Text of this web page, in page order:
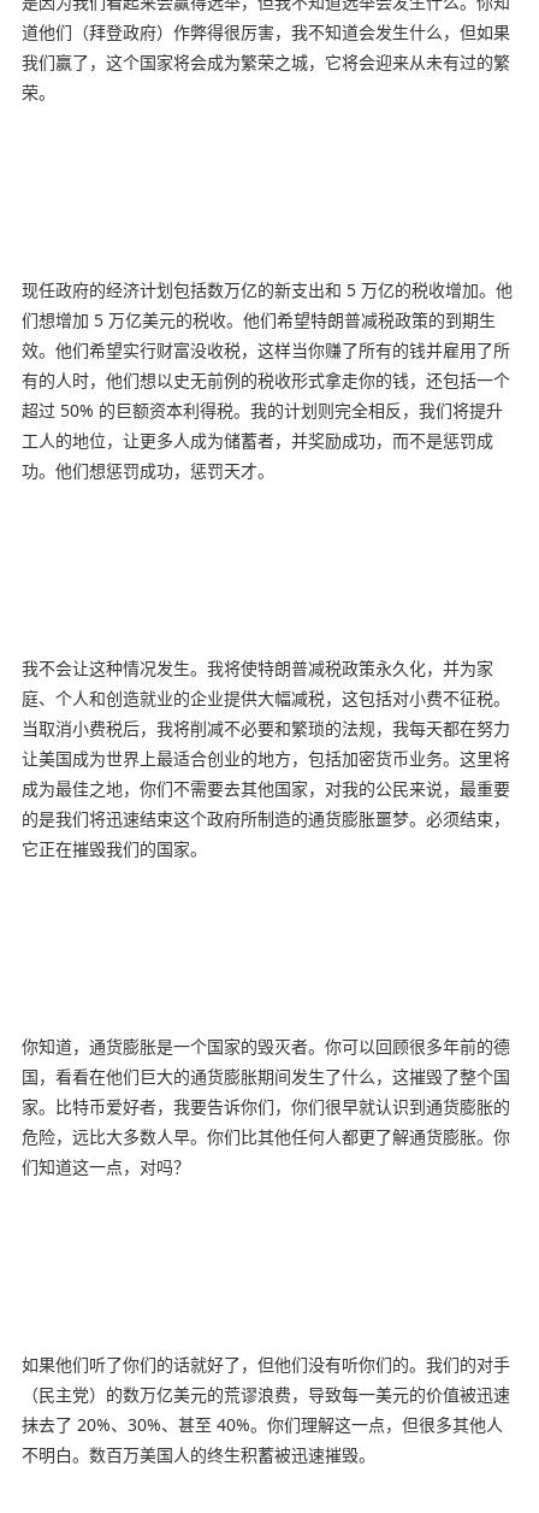
道他们（拜登政府）作弊得很厉害，我不知道会发生什么，但如果
我们赢了，这个国家将会成为繁荣之城，它将会迎来从未有过的繁
荣。
现任政府的经济计划包括数万亿的新支出和 5 万亿的税收增加。他
们想增加 5 万亿美元的税收。他们希望特朗普减税政策的到期生
效。他们希望实行财富没收税，这样当你赚了所有的钱并雇用了所
有的人时，他们想以史无前例的税收形式拿走你的钱，还包括一个
超过 50% 的巨额资本利得税。我的计划则完全相反，我们将提升
工人的地位，让更多人成为储蓄者，并奖励成功，而不是惩罚成
功。他们想惩罚成功，惩罚天才。
我不会让这种情况发生。我将使特朗普减税政策永久化，并为家
庭、个人和创造就业的企业提供大幅减税，这包括对小费不征税。
当取消小费税后，我将削减不必要和繁琐的法规，我每天都在努力
让美国成为世界上最适合创业的地方，包括加密货币业务。这里将
成为最佳之地，你们不需要去其他国家，对我的公民来说，最重要
的是我们将迅速结束这个政府所制造的通货膨胀噩梦。必须结束，
它正在摧毁我们的国家。
你知道，通货膨胀是一个国家的毁灭者。你可以回顾很多年前的德
国，看看在他们巨大的通货膨胀期间发生了什么，这摧毁了整个国
家。比特币爱好者，我要告诉你们，你们很早就认识到通货膨胀的
危险，远比大多数人早。你们比其他任何人都更了解通货膨胀。你
们知道这一点，对吗？
如果他们听了你们的话就好了，但他们没有听你们的。我们的对手
（民主党）的数万亿美元的荒谬浪费，导致每一美元的价值被迅速
抹去了 20%、30%、甚至 40%。你们理解这一点，但很多其他人
不明白。数百万美国人的终生积蓄被迅速摧毁。